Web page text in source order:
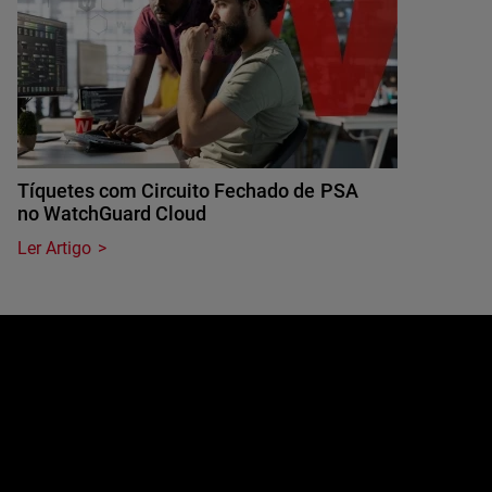
Tíquetes com Circuito Fechado de PSA
no WatchGuard Cloud
Ler Artigo